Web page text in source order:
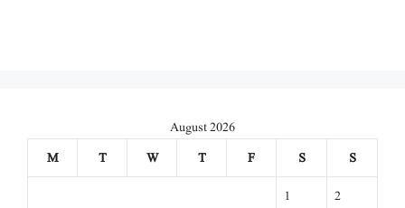
August 2026
M
T W T F S
S
1
2